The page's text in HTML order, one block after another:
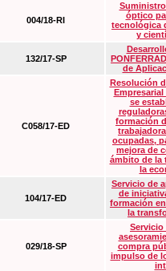
004/18-RI
óptico
tecnológica
y
132/17-SP
de
C058/17-ED
Resolución
Empresarial
se
formación
ocupadas,
mejora de
ámbito de la
la
104/17-ED
Servicio de
de
formación
la
029/18-SP
Servicio
compra
impulso de